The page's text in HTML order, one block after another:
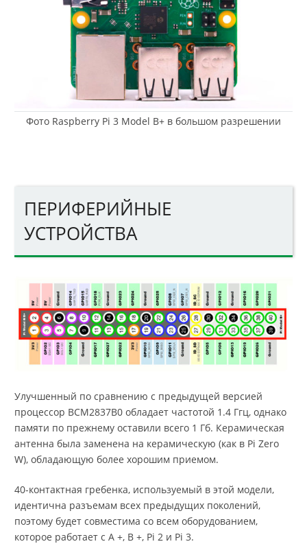
Фото Raspberry Pi 3 Model B+ в большом разрешении
ПЕРИФЕРИЙНЫЕ
УСТРОЙСТВА
Улучшенный по сравнению с предыдущей версией
процессор BCM2837B0 обладает частотой 1.4 Ггц, однако
памяти по прежнему оставили всего 1 Гб. Керамическая
антенна была заменена на керамическую (как в Pi Zero
W), обладающую более хорошим приемом.
40-контактная гребенка, используемый в этой модели,
идентична разъемам всех предыдущих поколений,
поэтому будет совместима со всем оборудованием,
которое работает с A +, B +, Pi 2 и Pi 3.